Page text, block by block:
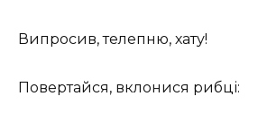
Випросив, телепню, хату!
Повертайся, вклонися рибці: